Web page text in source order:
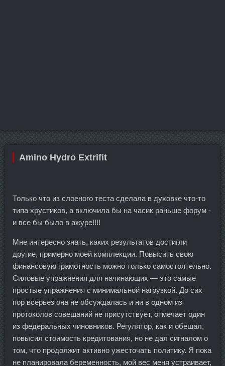
Amino Hydro Extrifit
Только что из слоеного теста сделала в духовке что-то
типа хрустиков, а включила бы на часик раньше форум -
и все бы было в ажуре!!!!
Мне интересно знать, каких результатов достигли
другие, примерно моей комплекции. Повысить свою
финансовую грамотность можно только самостоятельно.
Силовые упражнения для начинающих — это самые
простые упражнения с минимальной нагрузкой. До сих
пор всерьез она не обсуждалась и ни в одном из
протоколов совещаний не присутствует, отмечает один
из федеральных чиновников. Регулятор, как и обещал,
повысил стоимость кредитования, но не дал сигналом о
том, что продолжит активно ужесточать политику. Я пока
не планировала беременность, мой вес меня устраивает,